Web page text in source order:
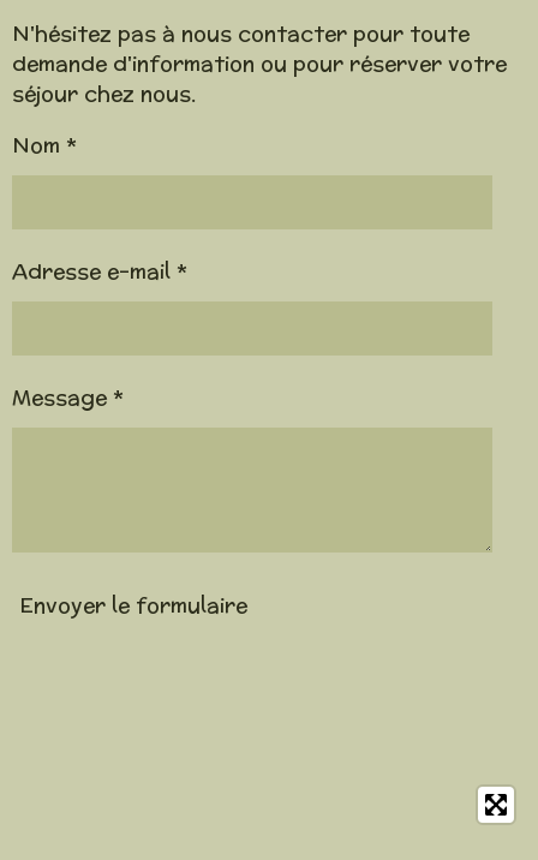
N'hésitez pas à nous contacter pour toute
demande d'information ou pour réserver votre
séjour chez nous.
Nom *
Adresse e-mail *
Message *
Envoyer le formulaire